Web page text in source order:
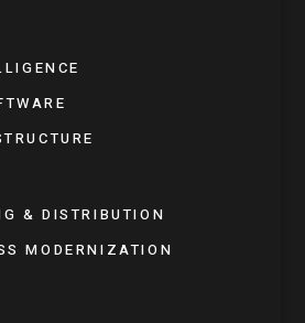
& DISTRIBUTION
MODERNIZATION